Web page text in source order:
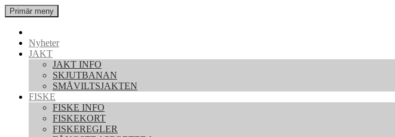
Hoppa
till
innehåll
Jokkmokks Jakt & Fiske
Sök
Primär meny
Nyheter
JAKT
JAKT INFO
SKJUTBANAN
SMÅVILTSJAKTEN
FISKE
FISKE INFO
FISKEKORT
FISKEREGLER